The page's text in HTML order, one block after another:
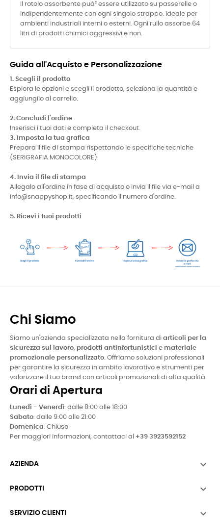
Il rotolo assorbente puà² essere utilizzato su passerelle o
indipendentemente con ogni singolo strappo. Ideale per
ambienti industriali interni o esterni. Ogni rullo assorbe 64
litri di prodotti chimici aggressivi e non.
Guida all'Acquisto e Personalizzazione
1. Scegli il prodotto
Esplora le opzioni e scegli il prodotto, seleziona la quantità e
aggiungilo al carrello.
2. Concludi l'ordine
Inserisci i tuoi dati e completa il checkout.
3. Imposta la tua grafica
Prepara il file di stampa rispettando le specifiche tecniche
(SERIGRAFIA MONOCOLORE).
4. Invia il file di stampa
Allegalo all'ordine in fase di acquisto o invia il file via e-mail a
info@snappyshop.it, specificando il numero d'ordine.
5. Ricevi i tuoi prodotti
Chi Siamo
Siamo un'azienda specializzata nella fornitura di articoli per la
sicurezza sul lavoro, prodotti antinfortunistici e materiale
promozionale personalizzato. Offriamo soluzioni professionali
per garantire la sicurezza in ambito lavorativo e strumenti per
valorizzare il tuo brand con articoli promozionali di alta qualità.
Orari di Apertura
Lunedì - Venerdì: dalle 8:00 alle 18:00
Sabato: dalle 9:00 alle 21:00
Domenica: Chiuso
Per maggiori informazioni, contattaci al +39 3923592152
AZIENDA 
PRODOTTI 
SERVIZIO CLIENTI 